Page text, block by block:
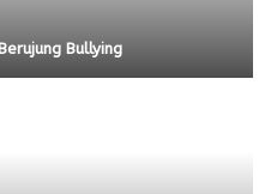
Bullying